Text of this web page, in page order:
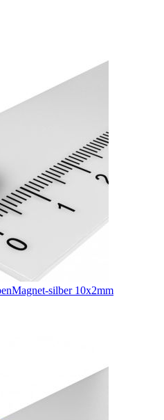
silber 10x2mm